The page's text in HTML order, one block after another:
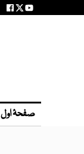
صفحۂ اول